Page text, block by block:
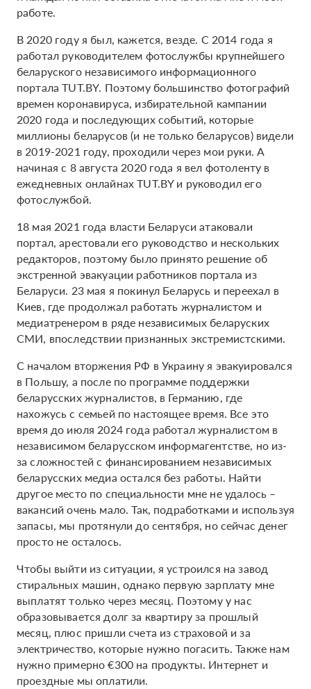
работе.
В 2020 году я был, кажется, везде. С 2014 года я
работал руководителем фотослужбы крупнейшего
беларуского независимого информационного
портала TUT.BY. Поэтому большинство фотографий
времен коронавируса, избирательной кампании
2020 года и последующих событий, которые
миллионы беларусов (и не только беларусов) видели
в 2019-2021 году, проходили через мои руки. А
начиная с 8 августа 2020 года я вел фотоленту в
ежедневных онлайнах TUT.BY и руководил его
фотослужбой.
18 мая 2021 года власти Беларуси атаковали
портал, арестовали его руководство и нескольких
редакторов, поэтому было принято решение об
экстренной эвакуации работников портала из
Беларуси. 23 мая я покинул Беларусь и переехал в
Киев, где продолжал работать журналистом и
медиатренером в ряде независимых беларуских
СМИ, впоследствии признанных экстремистскими.
С началом вторжения РФ в Украину я эвакуировался
в Польшу, а после по программе поддержки
беларусских журналистов, в Германию, где
нахожусь с семьей по настоящее время. Все это
время до июля 2024 года работал журналистом в
независимом беларусском информагентстве, но из-
за сложностей с финансированием независимых
беларусских медиа остался без работы. Найти
другое место по специальности мне не удалось –
вакансий очень мало. Так, подработками и используя
запасы, мы протянули до сентября, но сейчас денег
просто не осталось.
Чтобы выйти из ситуации, я устроился на завод
стиральных машин, однако первую зарплату мне
выплатят только через месяц. Поэтому у нас
образовывается долг за квартиру за прошлый
месяц, плюс пришли счета из страховой и за
электричество, которые нужно погасить. Также нам
нужно примерно €300 на продукты. Интернет и
проездные мы оплатили.